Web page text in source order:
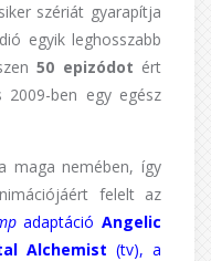
szériát gyarapítja
egyik leghosszabb
50 epizódot ért
ben egy egész
maga nemében, így
felelt az
adaptációAngelic
Alchemist (tv), a